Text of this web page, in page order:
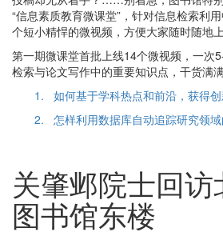
“信息素质教育微课堂”，针对信息检索利
个短小精悍的微视频，方便大家随时随地上
第一期微课堂首批上线14个微视频，一次
检索与论文写作中的重要知识点，干货满
1. 如何基于学科热点和前沿，获得创
2. 怎样利用数据库自动追踪研究领域
关肇邺院士回
图书馆东楼